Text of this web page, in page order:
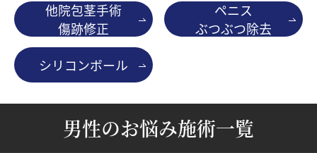
他院包茎手術
傷跡修正
ペニス
ぶつぶつ除去
シリコンボール
男性のお悩み施術一覧